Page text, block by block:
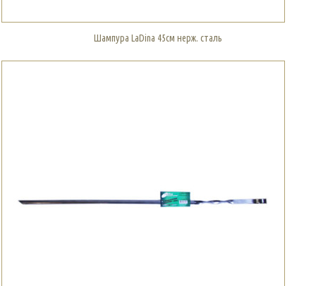
Шампура LaDina 45см нерж. сталь